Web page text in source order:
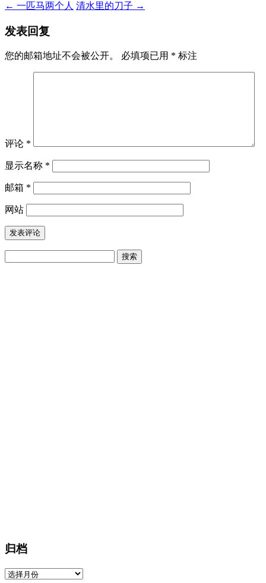
← 一匹马两个人 清水里的刀子 →
发表回复
您的邮箱地址不会被公开。 必填项已用 * 标注
评论 *
显示名称 *
邮箱 *
网站
归档
归